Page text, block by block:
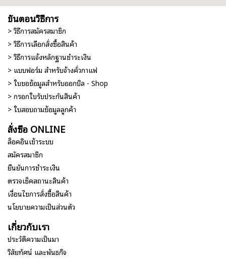
ขั้นตอนวิธีการ
> วิธีการสมัครสมาชิก
> วิธีการเลือกสั่งซื้อสินค้า
> วิธีการแจ้งหลักฐานชำระเงิน
> แบบฟอร์ม สำหรับจ้างคั่วกาแฟ
> ใบขอข้อมูลสำหรับออกบิล - Shop
> กรอกใบรับประกันสินค้า
> ใบสอบถามข้อมูลลูกค้า
สั่งซื้อ ONLINE
ล็อคอินเข้าระบบ
สมัครสมาชิก
ยืนยันการชำระเงิน
ตรวจเช็คสถานะสินค้า
เงื่อนไขการสั่งซื้อสินค้า
นโยบายความเป็นส่วนตัว
เกี่ยวกับเรา
ประวัติความเป็นมา
วิสัยทัศน์ และพันธกิจ